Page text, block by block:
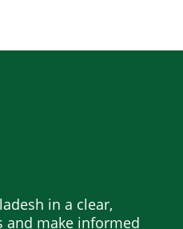
in a clear,
and make informed